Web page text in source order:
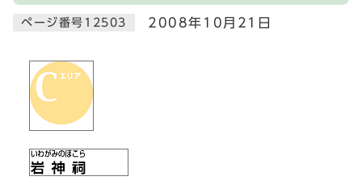
ページ番号12503 2008年10月21日